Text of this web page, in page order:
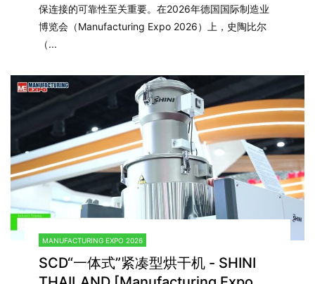
保连接的可靠性至关重要。在2026年德国国际制造业
博览会（Manufacturing Expo 2026）上，史陶比尔
（...
MANUFACTURING EXPO 2026
SCD“一体式”紧凑型烘干机 - SHINI